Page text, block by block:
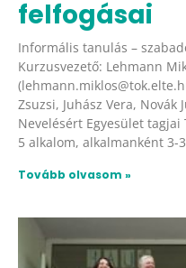
felfogásai
Informális tanulás –
Kurzusvezető: Lehmann
Zsuzsi, Juhász Vera, Novák
Nevelésért Egyesület
5 alkalom, alkalmanként 3-
Tovább olvasom »